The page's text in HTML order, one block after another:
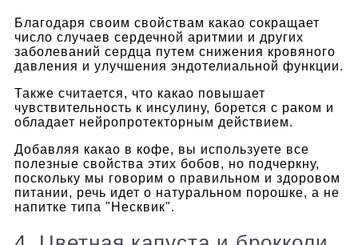
Благодаря своим свойствам какао сокращает
число случаев сердечной аритмии и других
заболеваний сердца путем снижения кровяного
давления и улучшения эндотелиальной функции.
Также считается, что какао повышает
чувствительность к инсулину, борется с раком и
обладает нейропротекторным действием.
Добавляя какао в кофе, вы используете все
полезные свойства этих бобов, но подчеркну,
поскольку мы говорим о правильном и здоровом
питании, речь идет о натуральном порошке, а не
напитке типа "Несквик".